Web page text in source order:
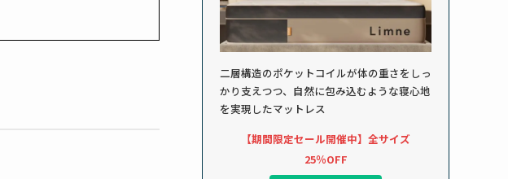
二層構造のポケットコイルが体の重さをしっ
かり支えつつ、自然に包み込むような寝心地
を実現したマットレス
【期間限定セール開催中】全サイズ
25％OFF